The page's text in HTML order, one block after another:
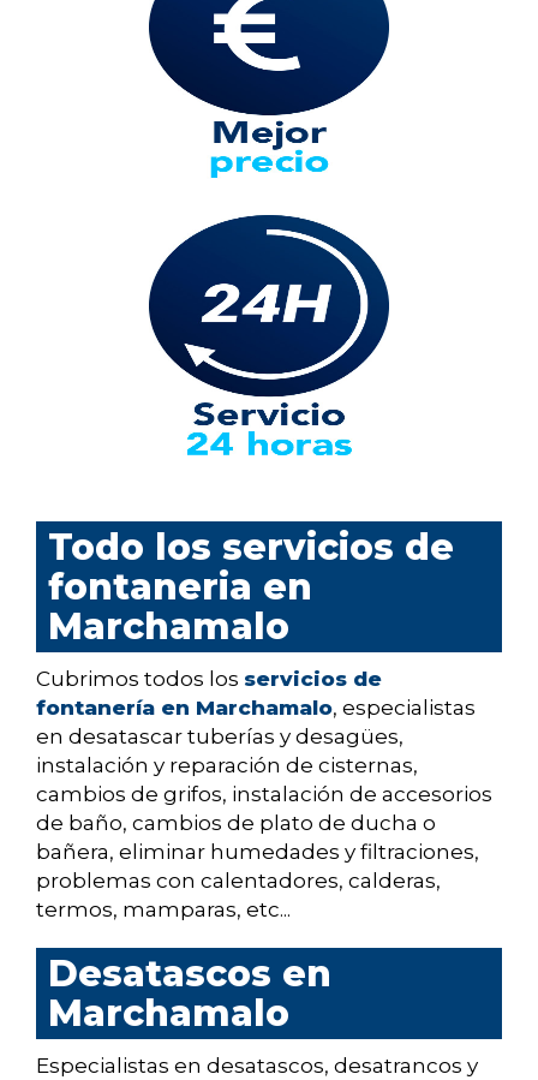
Todo los servicios de
fontaneria en
Marchamalo
Cubrimos todos los servicios de
fontanería en Marchamalo, especialistas
en desatascar tuberías y desagües,
instalación y reparación de cisternas,
cambios de grifos, instalación de accesorios
de baño, cambios de plato de ducha o
bañera, eliminar humedades y filtraciones,
problemas con calentadores, calderas,
termos, mamparas, etc...
Desatascos en
Marchamalo
Especialistas en desatascos, desatrancos y